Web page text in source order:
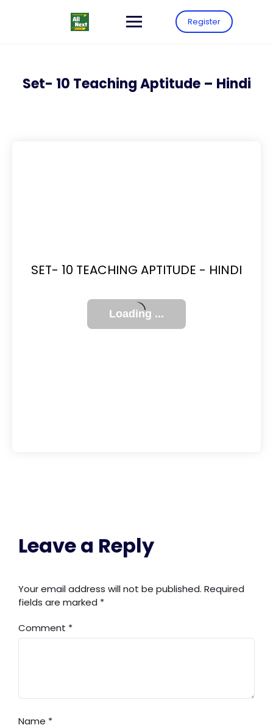
Register
Set- 10 Teaching Aptitude – Hindi
SET- 10 TEACHING APTITUDE - HINDI
Leave a Reply
Your email address will not be published. Required
fields are marked *
Comment *
Name *